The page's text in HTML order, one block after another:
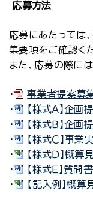
応募方法
応募にあたっては
集要項をご確認く
また、応募の際に
・
事業者提案募
・
【様式Ａ】企
・
【様式Ｂ】企
・
【様式Ｃ】事
・
【様式Ｄ】概
・
【様式Ｅ】質
・
【記入例】概